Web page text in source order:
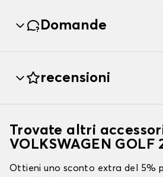
Domande
recensioni
Trovate altri
VOLKSWAGEN GOLF
Ottieni uno sconto extra del 5%